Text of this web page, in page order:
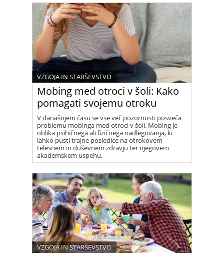
Mobing med otroci v šoli: Kako
pomagati svojemu otroku
VZGOJA IN STARŠEVSTVO
V današnjem času se vse več pozornosti posveča
problemu mobinga med otroci v šoli. Mobing je
oblika psihičnega ali fizičnega nadlegovanja, ki
lahko pusti trajne posledice na otrokovem
telesnem in duševnem zdravju ter njegovem
akademskem uspehu.
VZGOJA IN STARŠEVSTVO